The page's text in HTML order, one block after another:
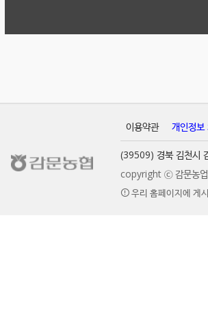
이용약관 개인정보
(39509) 경북 김천시
copyright ⓒ 감문농업
우리 홈페이지에 게